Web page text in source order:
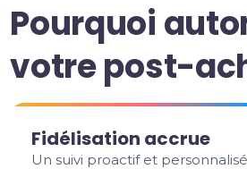
Pourquoi
votre post-
Fidélisation accrue
Un suivi proactif et